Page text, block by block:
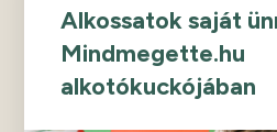
Alkossatok saját
Mindmegette.hu
alkotókuckójában